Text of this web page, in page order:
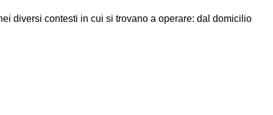
diversi contesti in cui si trovano a operare: dal domicilio